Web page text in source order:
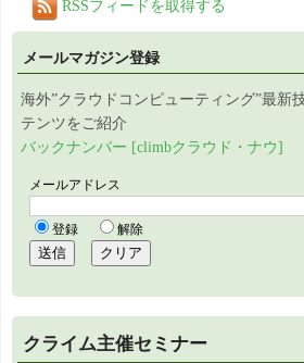
RSSフィードを取得する
メールマガジン登録
海外”クラウドコンピューティング”最新
テンツをご紹介
バックナンバー [climbクラウド・ナウ]
クライム主催セミナー